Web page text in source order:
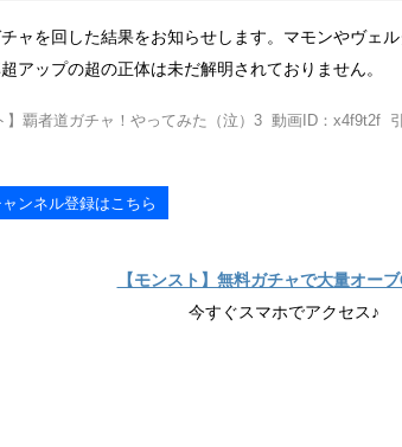
ャを回した結果をお知らせします。マモンやヴェ
アップの超の正体は未だ解明されておりません。
】覇者道ガチャ！やってみた（泣）3 動画ID：x4f9t2f
ンネル登録はこちら
【モンスト】無料ガチャで大量オーブ
今すぐスマホでアクセス♪